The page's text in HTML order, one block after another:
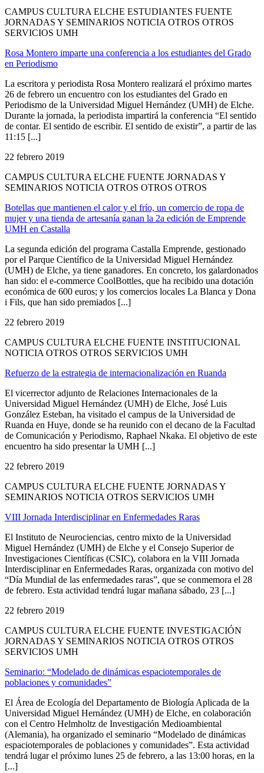
CAMPUS CULTURA ELCHE ESTUDIANTES FUENTE
JORNADAS Y SEMINARIOS NOTICIA OTROS OTROS
SERVICIOS UMH
Rosa Montero imparte una conferencia a los estudiantes del Grado
en Periodismo
La escritora y periodista Rosa Montero realizará el próximo martes
26 de febrero un encuentro con los estudiantes del Grado en
Periodismo de la Universidad Miguel Hernández (UMH) de Elche.
Durante la jornada, la periodista impartirá la conferencia “El sentido
de contar. El sentido de escribir. El sentido de existir”, a partir de las
11:15 [...]
22 febrero 2019
CAMPUS CULTURA ELCHE FUENTE JORNADAS Y
SEMINARIOS NOTICIA OTROS OTROS OTROS
Botellas que mantienen el calor y el frío, un comercio de ropa de
mujer y una tienda de artesanía ganan la 2a edición de Emprende
UMH en Castalla
La segunda edición del programa Castalla Emprende, gestionado
por el Parque Científico de la Universidad Miguel Hernández
(UMH) de Elche, ya tiene ganadores. En concreto, los galardonados
han sido: el e-commerce CoolBottles, que ha recibido una dotación
económica de 600 euros; y los comercios locales La Blanca y Dona
i Fils, que han sido premiados [...]
22 febrero 2019
CAMPUS CULTURA ELCHE FUENTE INSTITUCIONAL
NOTICIA OTROS OTROS SERVICIOS UMH
Refuerzo de la estrategia de internacionalización en Ruanda
El vicerrector adjunto de Relaciones Internacionales de la
Universidad Miguel Hernández (UMH) de Elche, José Luis
González Esteban, ha visitado el campus de la Universidad de
Ruanda en Huye, donde se ha reunido con el decano de la Facultad
de Comunicación y Periodismo, Raphael Nkaka. El objetivo de este
encuentro ha sido presentar la UMH [...]
22 febrero 2019
CAMPUS CULTURA ELCHE FUENTE JORNADAS Y
SEMINARIOS NOTICIA OTROS SERVICIOS UMH
VIII Jornada Interdisciplinar en Enfermedades Raras
El Instituto de Neurociencias, centro mixto de la Universidad
Miguel Hernández (UMH) de Elche y el Consejo Superior de
Investigaciones Científicas (CSIC), colabora en la VIII Jornada
Interdisciplinar en Enfermedades Raras, organizada con motivo del
“Día Mundial de las enfermedades raras”, que se conmemora el 28
de febrero. Esta actividad tendrá lugar mañana sábado, 23 [...]
22 febrero 2019
CAMPUS CULTURA ELCHE FUENTE INVESTIGACIÓN
JORNADAS Y SEMINARIOS NOTICIA OTROS OTROS
SERVICIOS UMH
Seminario: “Modelado de dinámicas espaciotemporales de
poblaciones y comunidades”
El Área de Ecología del Departamento de Biología Aplicada de la
Universidad Miguel Hernández (UMH) de Elche, en colaboración
con el Centro Helmholtz de Investigación Medioambiental
(Alemania), ha organizado el seminario “Modelado de dinámicas
espaciotemporales de poblaciones y comunidades”. Esta actividad
tendrá lugar el próximo lunes 25 de febrero, a las 13:00 horas, en la
[...]